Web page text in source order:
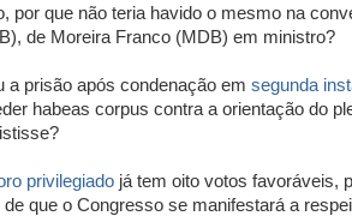
por que não teria havido o mesmo na
de Moreira Franco (MDB) em ministro?
a prisão após condenação em segunda
habeas corpus contra a orientação do
privilegiado já tem oito votos favoráveis,
que o Congresso se manifestará a